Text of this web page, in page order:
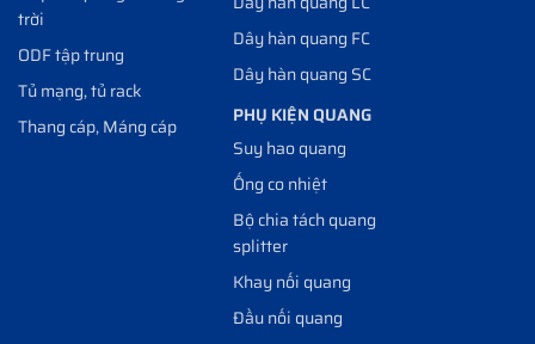
trời
ODF tập trung
Tủ mạng, tủ rack
Thang cáp, Máng cáp
Dây hàn quang FC
Dây hàn quang SC
PHỤ KIỆN QUANG
Suy hao quang
Ống co nhiệt
Bộ chia tách quang
splitter
Khay nối quang
Đầu nối quang